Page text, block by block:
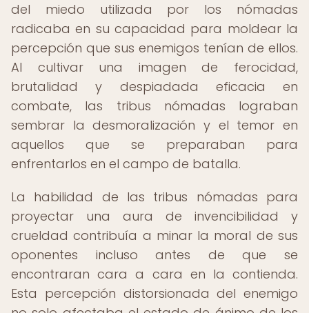
del miedo utilizada por los nómadas
radicaba en su capacidad para moldear la
percepción que sus enemigos tenían de ellos.
Al cultivar una imagen de ferocidad,
brutalidad y despiadada eficacia en
combate, las tribus nómadas lograban
sembrar la desmoralización y el temor en
aquellos que se preparaban para
enfrentarlos en el campo de batalla.
La habilidad de las tribus nómadas para
proyectar una aura de invencibilidad y
crueldad contribuía a minar la moral de sus
oponentes incluso antes de que se
encontraran cara a cara en la contienda.
Esta percepción distorsionada del enemigo